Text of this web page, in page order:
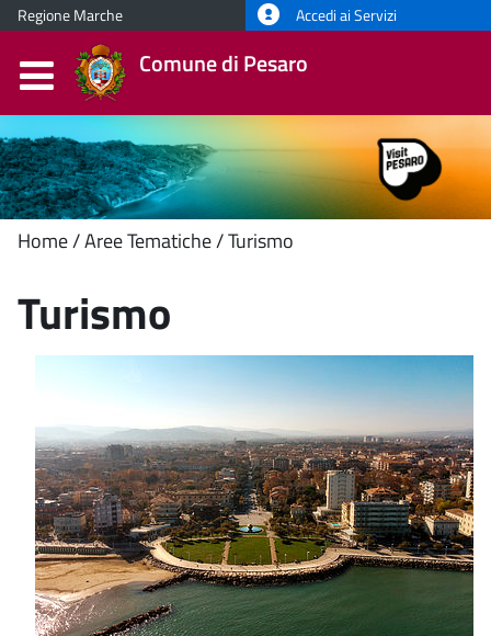
Regione Marche Accedi ai Servizi
Comune di Pesaro
Contenuto
principale
Home Aree Tematiche Turismo
Turismo